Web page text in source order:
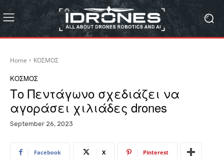
Home ΚΟΣΜΟΣ
ΚΟΣΜΟΣ
Το Πεντάγωνο σχεδιάζει να
αγοράσει χιλιάδες drones
September 26, 2023
Facebook X Pinterest